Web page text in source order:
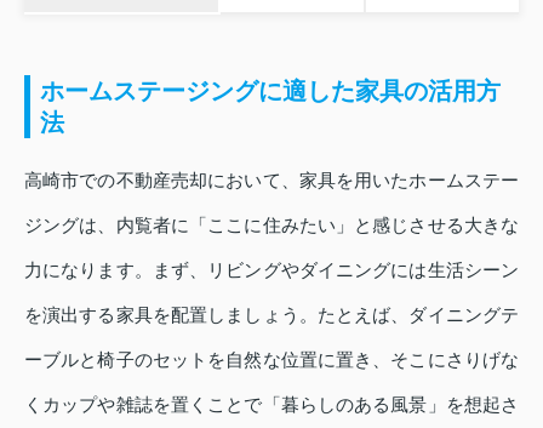
ホームステージングに適した家具の活用方
法
高崎市での不動産売却において、家具を用いたホームステー
ジングは、内覧者に「ここに住みたい」と感じさせる大きな
力になります。まず、リビングやダイニングには生活シーン
を演出する家具を配置しましょう。たとえば、ダイニングテ
ーブルと椅子のセットを自然な位置に置き、そこにさりげな
くカップや雑誌を置くことで「暮らしのある風景」を想起さ